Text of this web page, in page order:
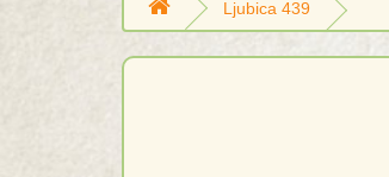
Ljubica 439